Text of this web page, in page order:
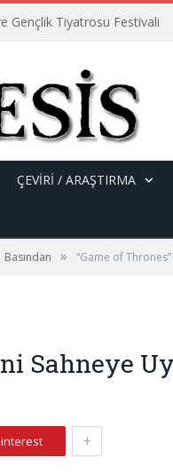
Gençlik Tiyatrosu Festivali
ÇEVİRİ / ARAŞTIRMA
Basından » “Game of
Sahneye
+